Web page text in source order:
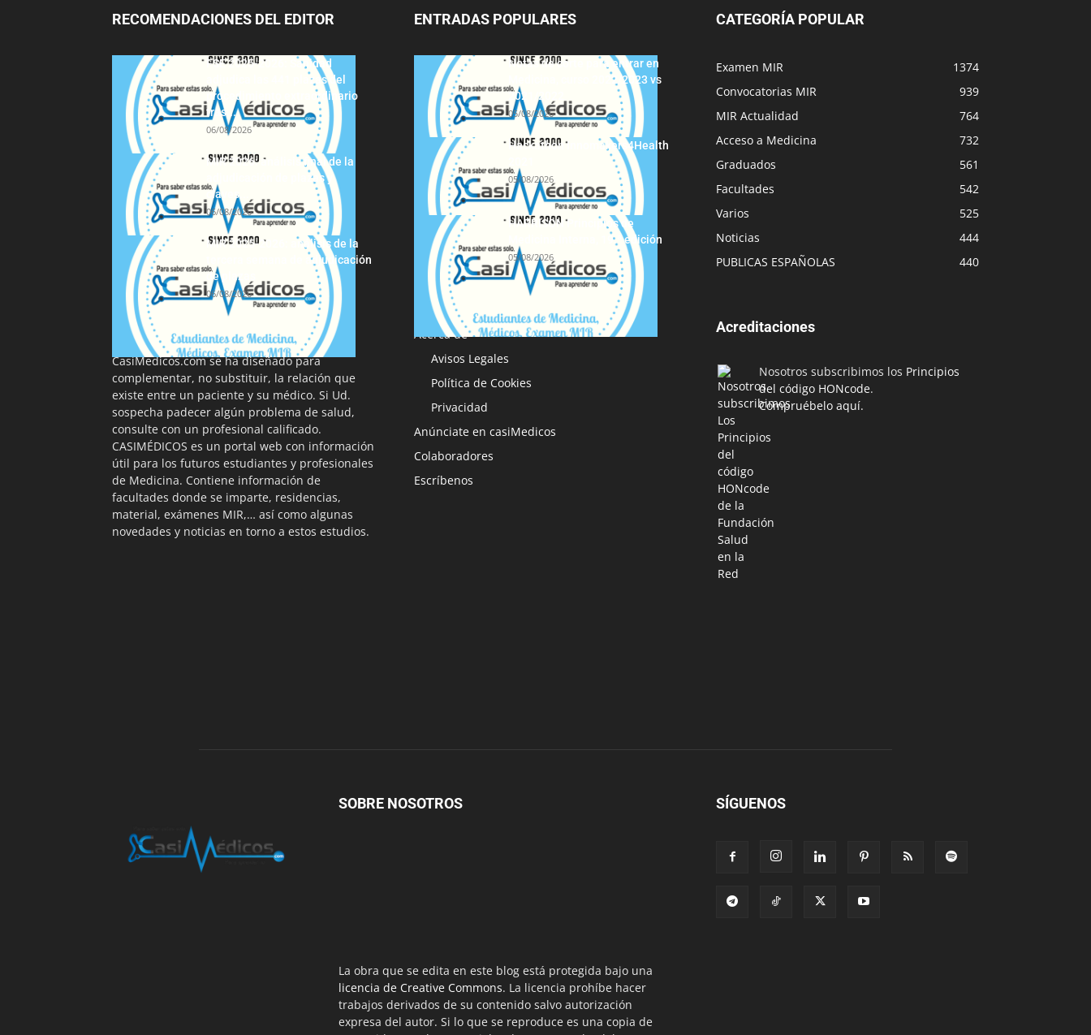
RECOMENDACIONES DEL EDITOR
FSE 2025-2026: Sanidad
adjudica las 441 plazas del
procedimiento extraordinario
tras...
06/08/2026
MIR 2026: análisis final de la
adjudicación de plazas y
claves...
06/08/2026
MIR 2025-2026: análisis de la
tercera semana de adjudicación
de plazas
06/08/2026
La información proporcionada en
CasiMedicos.com se ha diseñado para
complementar, no substituir, la relación que
existe entre un paciente y su médico. Si Ud.
sospecha padecer algún problema de salud,
consulte con un profesional calificado.
CASIMÉDICOS es un portal web con información
útil para los futuros estudiantes y profesionales
de Medicina. Contiene información de
facultades donde se imparte, residencias,
material, exámenes MIR,… así como algunas
novedades y noticias en torno a estos estudios.
ENTRADAS POPULARES
Notas de corte para entrar en
Medicina, curso 2022/2023 vs
2021/2022
05/08/2026
Hackathon Innomakers4Health
05/08/2026
HARRISON Principios de
Medicina Interna, 19.ª edición
05/08/2026
Acerca de
Avisos Legales
Política de Cookies
Privacidad
Anúnciate en casiMedicos
Colaboradores
Escríbenos
CATEGORÍA POPULAR
Examen MIR
1374
Convocatorias MIR
939
MIR Actualidad
764
Acceso a Medicina
732
Graduados
561
Facultades
542
Varios
525
Noticias
444
PUBLICAS ESPAÑOLAS
440
Acreditaciones
Nosotros subscribimos los Principios
del código HONcode.
Compruébelo aquí.
SOBRE NOSOTROS
La obra que se edita en este blog está protegida bajo una
licencia de Creative Commons. La licencia prohíbe hacer
trabajos derivados de su contenido salvo autorización
expresa del autor. Si lo que se reproduce es una copia de
SÍGUENOS